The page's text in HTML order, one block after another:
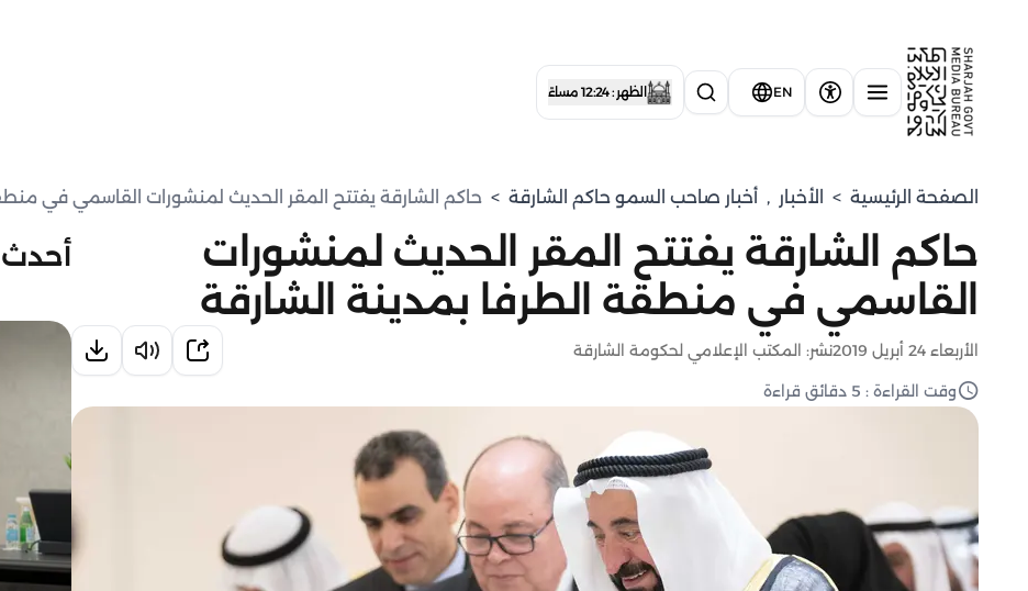
EN الظهر : 12:24 مساءً
الصفحة الرئيسية > الأخبار , أخبار صاحب السمو حاكم الشارقة > حاكم الشارقة يفتتح المقر الحديث لمنشورات القاسمي في
حاكم الشارقة يفتتح المقر الحديث لمنشورات
القاسمي في منطقة الطرفا بمدينة الشارقة
الأربعاء 24 أبريل 2019 نشر: المكتب الإعلامي لحكومة الشارقة
وقت القراءة : 5 دقائق قراءة
أحدث